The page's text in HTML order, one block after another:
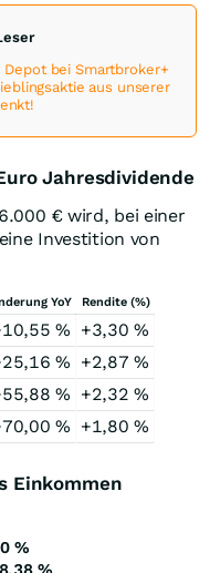
bei Smartbroker+
aus unserer
Jahresdividende
€wird, bei einer
Investition von
YoY Rendite (%)
% +3,30%
% +2,87%
% +2,32%
% +1,80%
Einkommen
%